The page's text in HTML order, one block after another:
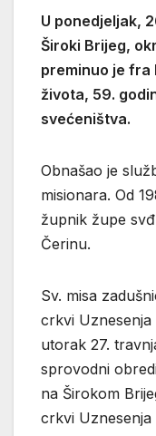
U ponedjeljak,
Široki Brijeg,
preminuo je fra
života, 59.
svećeništva.
Obnašao je
misionara. Od
župnik župe
Čerinu.
Sv. misa
crkvi
utorak 27.
sprovodni
na Širokom
crkvi